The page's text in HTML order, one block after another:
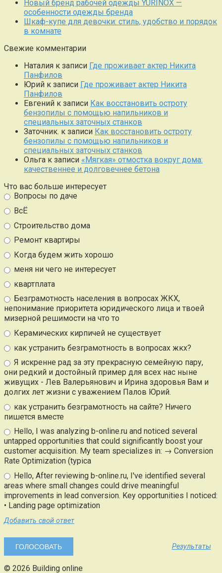
Новый бренд рабочей одежды YURINOX —
особенности одежды бренда
Шкаф-купе для девочки: стиль, удобство и порядок
в комнате
Свежие комментарии
Наталия к записи Где проживает актер Никита
Панфилов
Юрий к записи Где проживает актер Никита
Панфилов
Евгений к записи Как восстановить остроту
бензопилы с помощью напильников и
специальных заточных станков
Заточник. к записи Как восстановить остроту
бензопилы с помощью напильников и
специальных заточных станков
Ольга к записи «Мягкая» отмостка вокруг дома:
качественнее и долговечнее бетона
Что вас больше интересует
Вопросы по даче
ВсЁ
Строительство дома
Ремонт квартиры
Когда будем жить хорошо
меня ни чего не интересует
квартплата
Безграмотность населения в вопросах ЖКХ,
непонимание приоритета юридического лица и твоей
мизерной решимости на что то
Керамических кирпичей не существует
как устранить безграмотность в вопросах жкх?
Я искренне рад за эту прекрасную семейную пару,
они редкий и достойный пример для всех нас ныне
живущих - Лев Валерьянович и Ирина здоровья Вам и
долгих лет жизни с уважением Палов Юрий.
как устранить безграмотность на сайте? Ничего
пишется вместе
Hello, I was analyzing b-online.ru and noticed several
untapped opportunities that could significantly boost your
customer acquisition. My team specializes in: → Conversion
Rate Optimization (typica
Hello, After reviewing b-online.ru, I've identified several
areas where small changes could drive meaningful
improvements in lead conversion. Key opportunities I noticed:
• Landing page optimization
Добавить свой ответ
Результаты
© 2026 Building online